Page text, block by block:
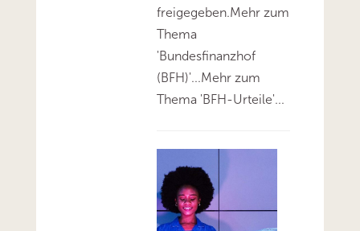
freigegeben.Mehr zum
Thema
'Bundesfinanzhof
(BFH)'...Mehr zum
Thema 'BFH-Urteile'...